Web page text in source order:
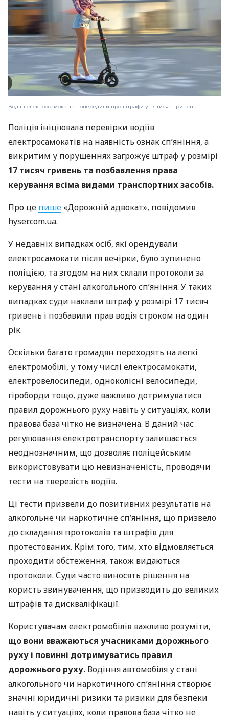
Водіїв електросамокатів попередили про штрафи у 17 тисяч гривень
Поліція ініціювала перевірки водіїв
електросамокатів на наявність ознак сп’яніння, а
викритим у порушеннях загрожує штраф у розмірі
17 тисяч гривень та позбавлення права
керування всіма видами транспортних засобів.
Про це пише «Дорожній адвокат», повідомив
hyser.com.ua.
У недавніх випадках осіб, які орендували
електросамокати після вечірки, було зупинено
поліцією, та згодом на них склали протоколи за
керування у стані алкогольного сп’яніння. У таких
випадках суди наклали штраф у розмірі 17 тисяч
гривень і позбавили прав водія строком на один
рік.
Оскільки багато громадян переходять на легкі
електромобілі, у тому числі електросамокати,
електровелосипеди, одноколісні велосипеди,
гіроборди тощо, дуже важливо дотримуватися
правил дорожнього руху навіть у ситуаціях, коли
правова база чітко не визначена. В даний час
регулювання електротранспорту залишається
неоднозначним, що дозволяє поліцейським
використовувати цю невизначеність, проводячи
тести на тверезість водіїв.
Ці тести призвели до позитивних результатів на
алкогольне чи наркотичне сп’яніння, що призвело
до складання протоколів та штрафів для
протестованих. Крім того, тим, хто відмовляється
проходити обстеження, також видаються
протоколи. Суди часто виносять рішення на
користь звинувачення, що призводить до великих
штрафів та дискваліфікації.
Користувачам електромобілів важливо розуміти,
що вони вважаються учасниками дорожнього
руху і повинні дотримуватись правил
дорожнього руху. Водіння автомобіля у стані
алкогольного чи наркотичного сп’яніння створює
значні юридичні ризики та ризики для безпеки
навіть у ситуаціях, коли правова база чітко не